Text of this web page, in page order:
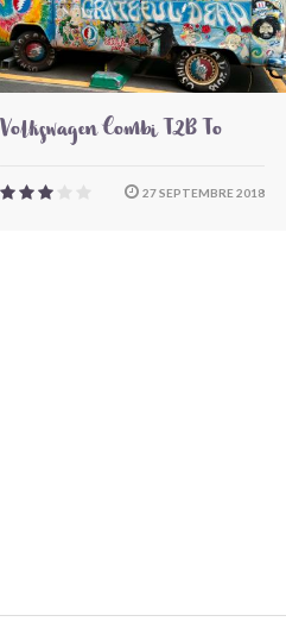
Volkswagen Combi T2B To
27 SEPTEMBRE 2018